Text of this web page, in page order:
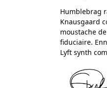
Humblebrag
Knausgaard
moustache
fiduciaire.
Lyft synth